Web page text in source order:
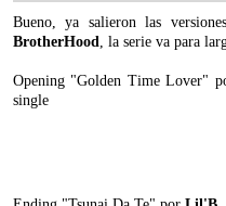
Bueno, ya salieron las
BrotherHood, la serie va para
Opening "Golden Time Lover"
single